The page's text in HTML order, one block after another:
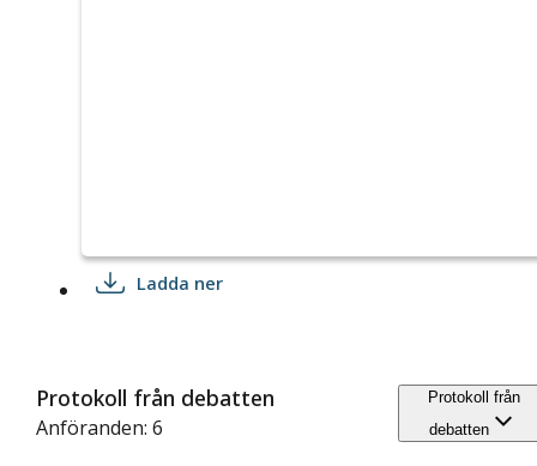
Ladda ner
Protokoll från debatten
Anföranden: 6
Protokoll från
debatten